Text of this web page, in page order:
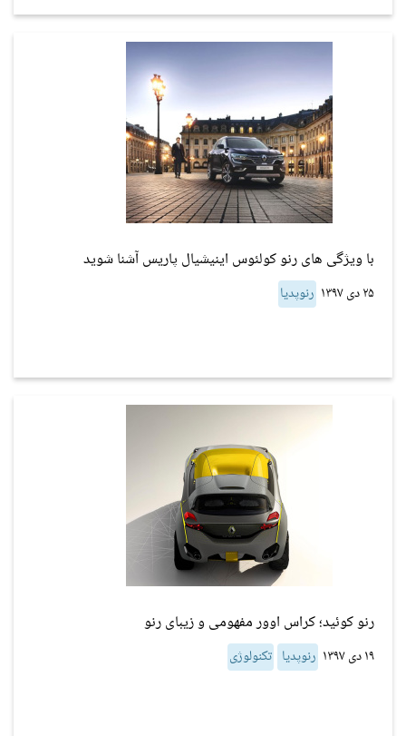
با ویژگی های رنو کولئوس اینیشیال پاریس آشنا شوید
۲۵ دی ۱۳۹۷ رنوپدیا
رنو کوئید؛ کراس اوور مفهومی و زیبای رنو
۱۹ دی ۱۳۹۷ رنوپدیا تکنولوژی